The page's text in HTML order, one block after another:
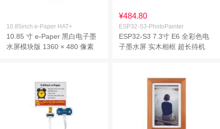
10.85inch e-Paper HAT+
10.85 寸 e-Paper 黑白电子墨
水屏模块版 1360 × 480 像素
¥484.80
ESP32-S3-PhotoPainter
ESP32-S3 7.3寸 E6 全彩色电
子墨水屏 实木相框 超长待机